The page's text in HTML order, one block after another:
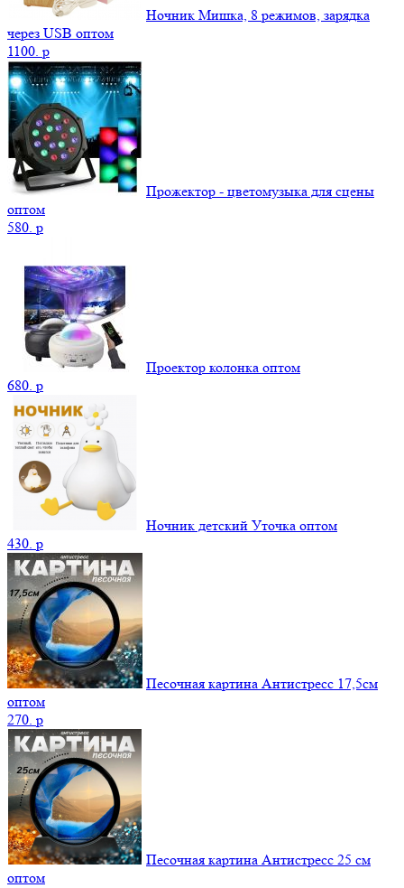
Ночник Мишка, 8 режимов, зарядка
через USB оптом
1100. p
Прожектор - цветомузыка для сцены
оптом
580. p
Проектор колонка оптом
680. p
Ночник детский Уточка оптом
430. p
Песочная картина Антистресс 17,5см
оптом
270. p
Песочная картина Антистресс 25 см
оптом